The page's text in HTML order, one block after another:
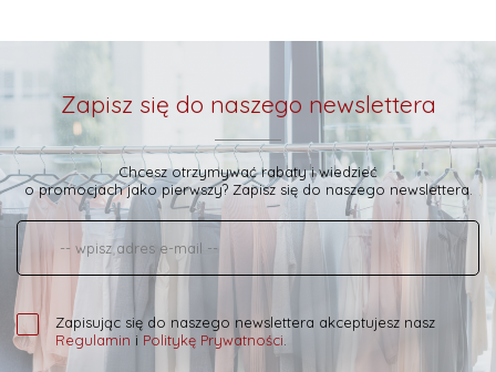
Zapisz się do naszego newslettera
Chcesz otrzymywać rabaty i wiedzieć
o promocjach jako pierwszy? Zapisz się do naszego newslettera.
Zapisując się do naszego newslettera akceptujesz nasz
Regulamin i Politykę Prywatności.